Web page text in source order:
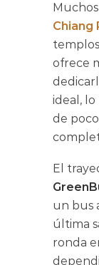
Chiang
ofrece
ideal,
de
El
un bus
última
ronda